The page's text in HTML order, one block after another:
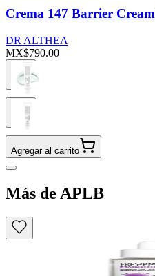
Crema 147 Barrier
DR ALTHEA
MX$790.00
Agregar al carrito
Más de APLB